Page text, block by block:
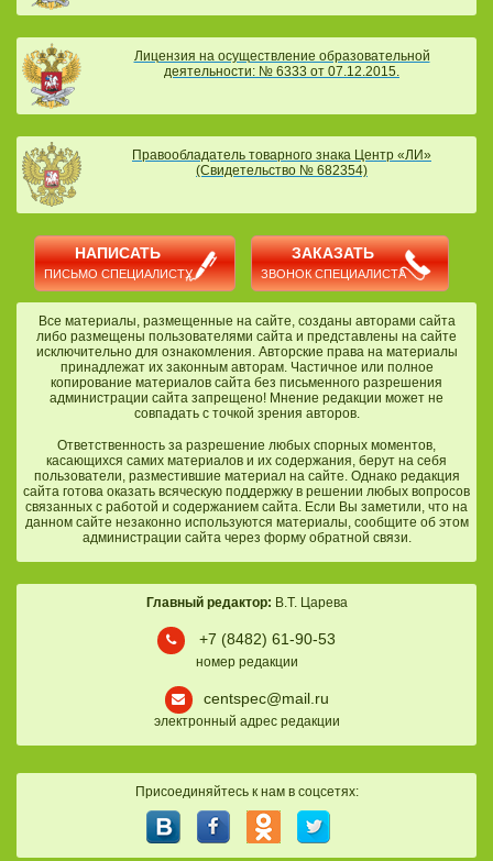
Лицензия на осуществление образовательной
деятельности: № 6333 от 07.12.2015.
Правообладатель товарного знака Центр «ЛИ»
(Свидетельство № 682354)
НАПИСАТЬ
ПИСЬМО СПЕЦИАЛИСТУ
ЗАКАЗАТЬ
ЗВОНОК СПЕЦИАЛИСТА
Все материалы, размещенные на сайте, созданы авторами сайта
либо размещены пользователями сайта и представлены на сайте
исключительно для ознакомления. Авторские права на материалы
принадлежат их законным авторам. Частичное или полное
копирование материалов сайта без письменного разрешения
администрации сайта запрещено! Мнение редакции может не
совпадать с точкой зрения авторов.
Ответственность за разрешение любых спорных моментов,
касающихся самих материалов и их содержания, берут на себя
пользователи, разместившие материал на сайте. Однако редакция
сайта готова оказать всяческую поддержку в решении любых вопросов
связанных с работой и содержанием сайта. Если Вы заметили, что на
данном сайте незаконно используются материалы, сообщите об этом
администрации сайта через форму обратной связи.
Главный редактор: В.Т. Царева
+7 (8482) 61-90-53
номер редакции
centspec@mail.ru
электронный адрес редакции
Присоединяйтесь к нам в соцсетях: